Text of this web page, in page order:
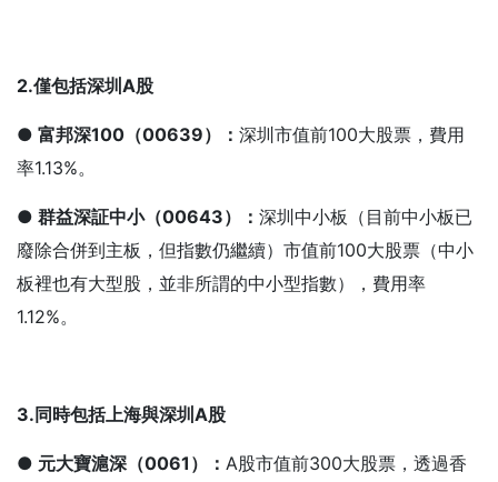
2.僅包括深圳A股
● 富邦深100 （00639）： 深圳市值前100大股票，費用
率1.13%。
● 群益深証中小（00643）： 深圳中小板（目前中小板已
廢除合併到主板，但指數仍繼續）市值前100大股票（中小
板裡也有大型股，並非所謂的中小型指數），費用率
1.12%。
3.同時包括上海與深圳A股
● 元大寶滬深（0061 ）： A股市值前300大股票，透過香